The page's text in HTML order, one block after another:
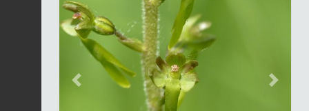
Previous Next